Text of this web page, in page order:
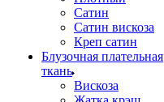
Сатин
Сатин вискоза
Креп сатин
Блузочная плательная
ткань
Вискоза